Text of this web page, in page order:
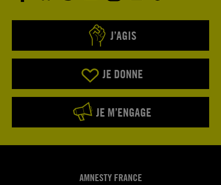
J’AGIS
JE DONNE
JE M’ENGAGE
AMNESTY FRANCE